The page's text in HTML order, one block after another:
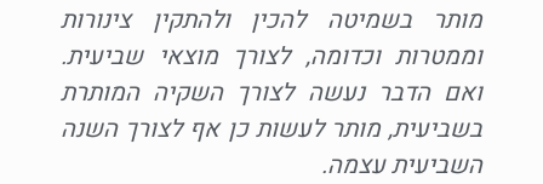
מותר בשמיטה להכין ולהתקין צינורות
וממטרות וכדומה, לצורך מוצאי שביעית.
ואם הדבר נעשה לצורך השקיה המותרת
בשביעית, מותר לעשות כן אף לצורך השנה
השביעית עצמה.